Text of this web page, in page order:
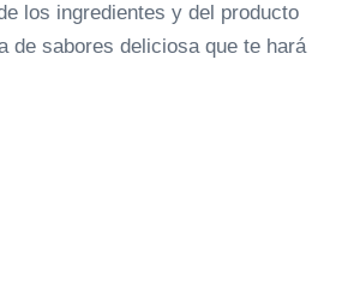
los ingredientes y del producto
de sabores deliciosa que te hará